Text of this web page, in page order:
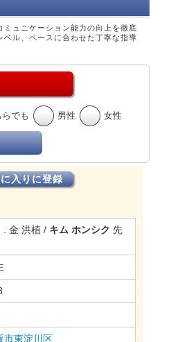
ュニケーション能力の向上を徹底
ル、ペースに合わせた丁寧な指導
らでも 男性 女性
入りに登録
. 金 洪植 / キム ホンシク 先
市東淀川区